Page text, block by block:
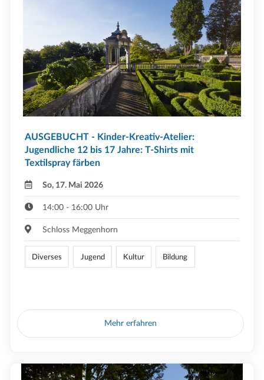
AUSGEBUCHT - Kinder-Kreativ-Atelier:
Jugendliche 12 bis 17 Jahre: T-Shirts mit
Textilspray färben
So, 17. Mai 2026
14:00 - 16:00 Uhr
Schloss Meggenhorn
Diverses Jugend Kultur Bildung
Mehr erfahren